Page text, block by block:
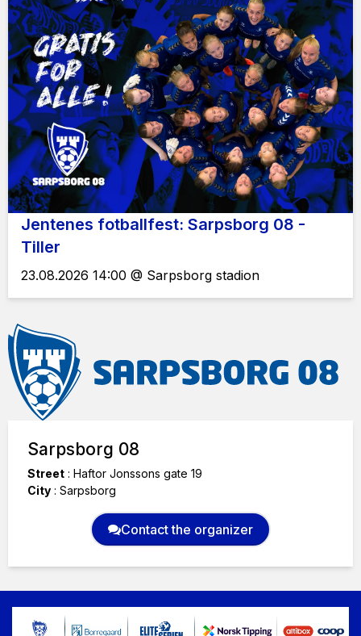
Jentenes fotballfest: Sarpsborg 08 -
Tiller
23.08.2026 14:00 @ Sarpsborg stadion
Sarpsborg 08
Street : Haftor Jonssons gate 19
City : Sarpsborg
Contact the organizer